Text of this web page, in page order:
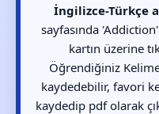
İngilizce-Türkçe
sayfasında
kartın üzerine
Öğrendiğiniz
kaydedebilir, favori
kaydedip pdf olarak